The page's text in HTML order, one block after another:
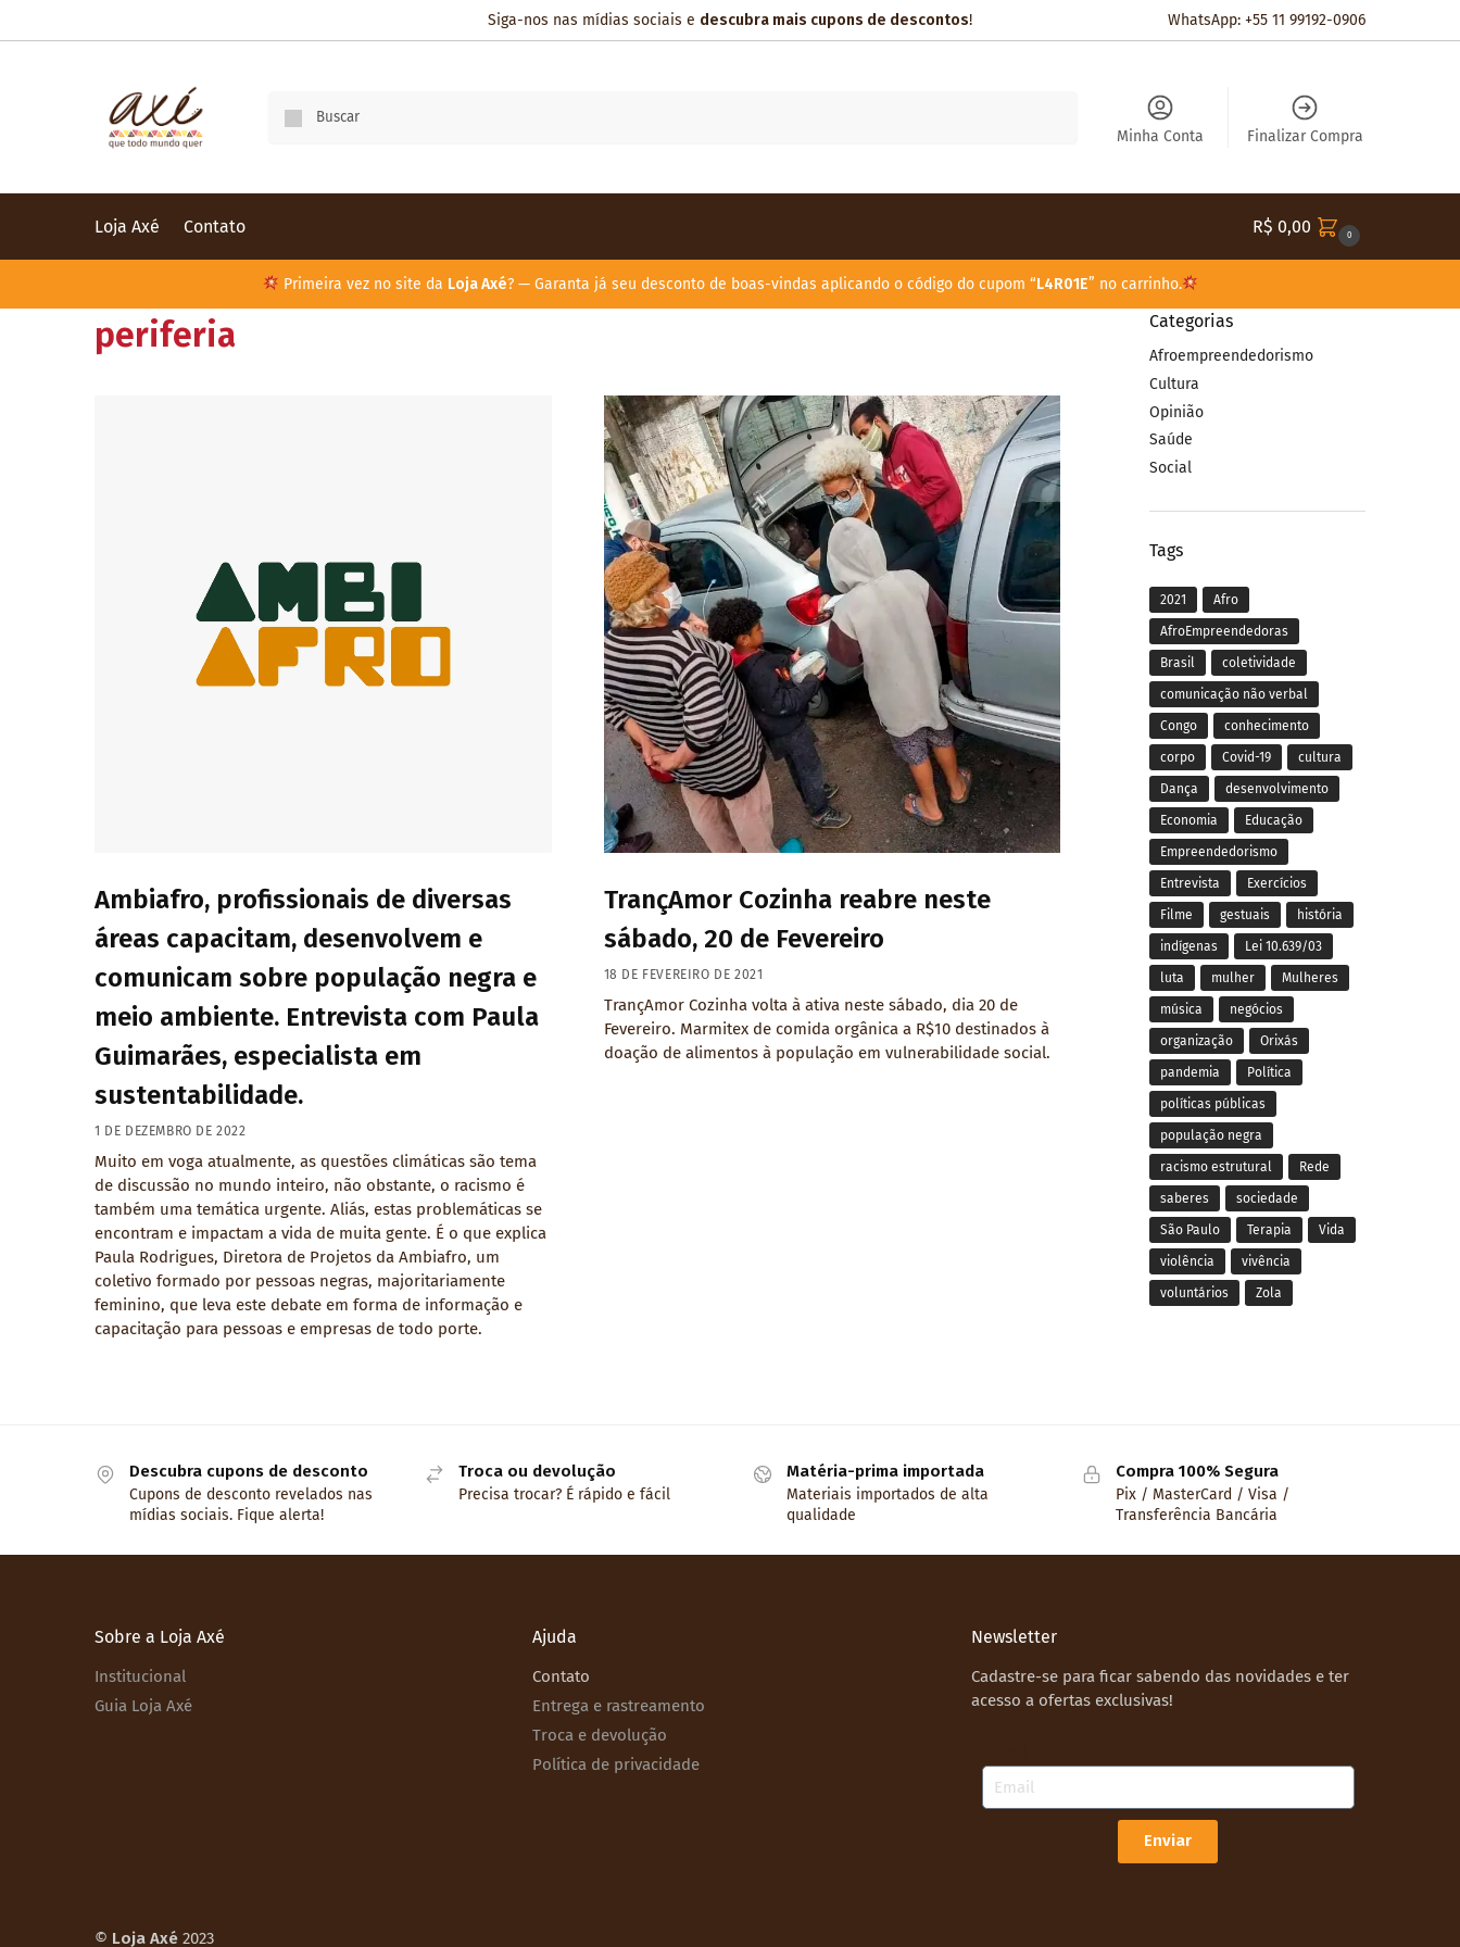
Siga-nos nas mídias sociais e descubra mais cupons de descontos! WhatsApp: +55 11 99192-0906
Minha Conta Finalizar Compra
Loja Axé Contato R$ 0,00 0
Primeira vez no site da Loja Axé? — Garanta já seu desconto de boas-vindas aplicando o código do cupom “L4R01E” no carrinho.
periferia
Ambiafro, profissionais de diversas
áreas capacitam, desenvolvem e
comunicam sobre população negra e
meio ambiente. Entrevista com Paula
Guimarães, especialista em
sustentabilidade.
1 DE DEZEMBRO DE 2022
Muito em voga atualmente, as questões climáticas são tema
de discussão no mundo inteiro, não obstante, o racismo é
também uma temática urgente. Aliás, estas problemáticas se
encontram e impactam a vida de muita gente. É o que explica
Paula Rodrigues, Diretora de Projetos da Ambiafro, um
coletivo formado por pessoas negras, majoritariamente
feminino, que leva este debate em forma de informação e
capacitação para pessoas e empresas de todo porte.
TrançAmor Cozinha reabre neste
sábado, 20 de Fevereiro
18 DE FEVEREIRO DE 2021
TrançAmor Cozinha volta à ativa neste sábado, dia 20 de
Fevereiro. Marmitex de comida orgânica a R$10 destinados à
doação de alimentos à população em vulnerabilidade social.
Categorias
Afroempreendedorismo
Cultura
Opinião
Saúde
Social
Tags
2021 Afro
AfroEmpreendedoras
Brasil coletividade
comunicação não verbal
Congo conhecimento
corpo Covid-19 cultura
Dança desenvolvimento
Economia Educação
Empreendedorismo
Entrevista Exercícios
Filme gestuais história
indígenas Lei 10.639/03
luta mulher Mulheres
música negócios
organização Orixás
pandemia Política
políticas públicas
população negra
racismo estrutural Rede
saberes sociedade
São Paulo Terapia Vida
violência vivência
voluntários Zola
Descubra cupons de desconto
Cupons de desconto revelados nas
mídias sociais. Fique alerta!
Troca ou devolução
Precisa trocar? É rápido e fácil
Matéria-prima importada
Materiais importados de alta
qualidade
Compra 100% Segura
Pix / MasterCard / Visa /
Transferência Bancária
Sobre a Loja Axé
Institucional
Guia Loja Axé
Ajuda
Contato
Entrega e rastreamento
Troca e devolução
Política de privacidade
Newsletter
Cadastre-se para ficar sabendo das novidades e ter
acesso a ofertas exclusivas!
Enviar
© Loja Axé 2023